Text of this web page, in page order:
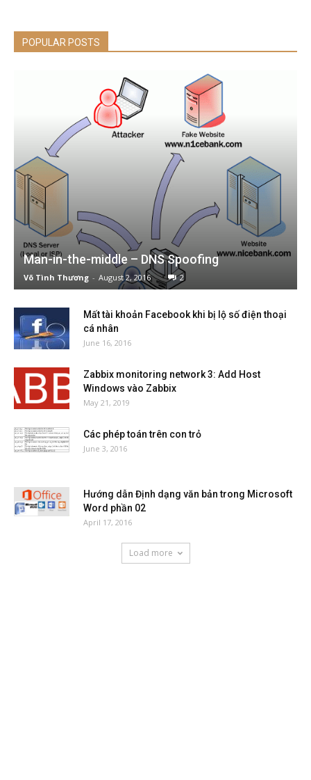
POPULAR POSTS
Man-in-the-middle – DNS Spoofing
Võ Tình Thương - August 2, 2016 2
Mất tài khoản Facebook khi bị lộ số điện thoại
cá nhân
June 16, 2016
Zabbix monitoring network 3: Add Host
Windows vào Zabbix
May 21, 2019
Các phép toán trên con trỏ
June 3, 2016
Hướng dẫn Định dạng văn bản trong Microsoft
Word phần 02
April 17, 2016
Load more